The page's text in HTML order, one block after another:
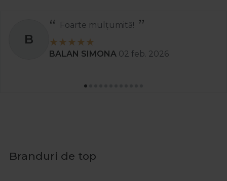
B
Foarte mulțumită!
BALAN SIMONA 02 feb. 2026
Branduri de top